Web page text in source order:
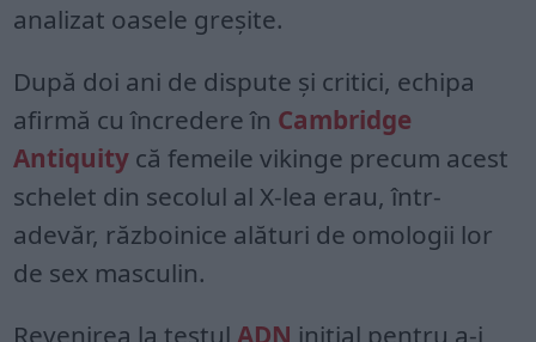
analizat oasele greșite.
După doi ani de dispute și critici, echipa
afirmă cu încredere în Cambridge
Antiquity că femeile vikinge precum acest
schelet din secolul al X-lea erau, într-
adevăr, războinice alături de omologii lor
de sex masculin.
Revenirea la testulADN inițial pentru a-i